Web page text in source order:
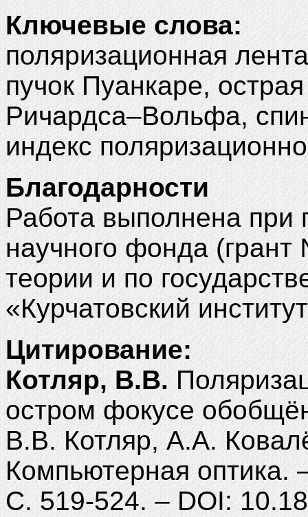
Ключевые слова:
поляризационная
пучок Пуанкаре,
Ричардса–Вольфа,
индекс
Благодарности
Работа выполнена при
научного фонда
теории и по
«Курчатовский
Цитирование:
Котляр, В.В.
остром фокусе
В.В. Котляр, А.А.
Компьютерная
С. 519-524. – DOI: